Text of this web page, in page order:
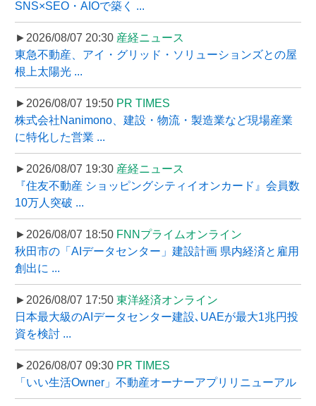
SNS×SEO・AIOで築く ...
►2026/08/07 20:30 産経ニュース
東急不動産、アイ・グリッド・ソリューションズとの屋
根上太陽光 ...
►2026/08/07 19:50 PR TIMES
株式会社Nanimono、建設・物流・製造業など現場産業
に特化した営業 ...
►2026/08/07 19:30 産経ニュース
『住友不動産 ショッピングシティイオンカード』会員数
10万人突破 ...
►2026/08/07 18:50 FNNプライムオンライン
秋田市の「AIデータセンター」建設計画 県内経済と雇用
創出に ...
►2026/08/07 17:50 東洋経済オンライン
日本最大級のAIデータセンター建設､UAEが最大1兆円投
資を検討 ...
►2026/08/07 09:30 PR TIMES
「いい生活Owner」不動産オーナーアプリリニューアル